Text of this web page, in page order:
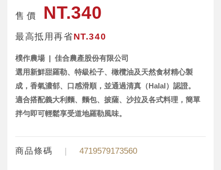
售 價 NT.340
最高抵用再省NT.340
樸作農場 | 佳合農產股份有限公司
選用新鮮甜羅勒、特級松子、橄欖油及天然食材精心製
成，香氣濃郁、口感滑順，並通過清真（Halal）認證。
適合搭配義大利麵、麵包、披薩、沙拉及各式料理，簡單
拌勻即可輕鬆享受道地羅勒風味。
商品條碼 4719579173560